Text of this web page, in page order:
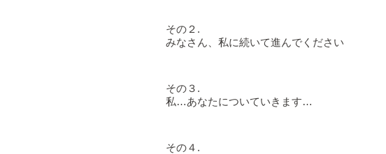
その２.
みなさん、私に続いて進んでください
その３.
私…あなたについていきます…
その４.